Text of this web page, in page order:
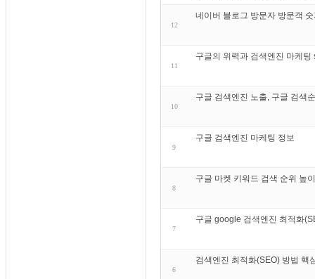
12
네이버 블로그 방문자 방문객
11
구글의 위력과 검색엔진 마케
10
구글 검색엔진 노출, 구글 검색
9
구글 검색엔진 마케팅 정보
8
구글 마켓 키워드 검색 순위 높
7
구글 google 검색엔진 최적화
6
검색엔진 최적화(SEO) 방법 핵